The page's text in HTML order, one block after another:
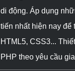
di động. Áp dụng
tiến nhất hiện nay để
HTML5, CSS3...
PHP theo yêu cầu